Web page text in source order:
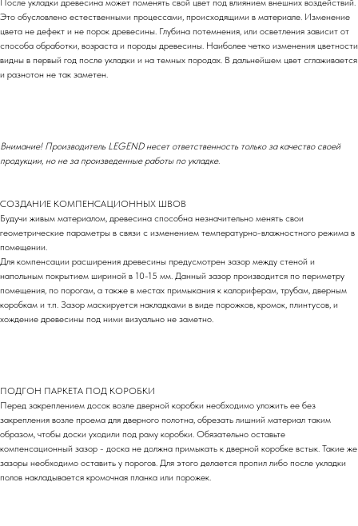
После укладки древесина может поменять свой цвет под влиянием внешних воздействий.
Это обусловлено естественными процессами, происходящими в материале. Изменение
цвета не дефект и не порок древесины. Глубина потемнения, или осветления зависит от
способа обработки, возраста и породы древесины. Наиболее четко изменения цветности
видны в первый год после укладки и на темных породах. В дальнейшем цвет сглаживается
и разнотон не так заметен.
Внимание! Производитель LEGEND несет ответственность только за качество своей
продукции, но не за произведенные работы по укладке.
СОЗДАНИЕ КОМПЕНСАЦИОННЫХ ШВОВ
Будучи живым материалом, древесина способна незначительно менять свои
геометрические параметры в связи с изменением температурно-влажностного режима в
помещении.
Для компенсации расширения древесины предусмотрен зазор между стеной и
напольным покрытием шириной в 10-15 мм. Данный зазор производится по периметру
помещения, по порогам, а также в местах примыкания к калориферам, трубам, дверным
коробкам и т.п. Зазор маскируется накладками в виде порожков, кромок, плинтусов, и
хождение древесины под ними визуально не заметно.
ПОДГОН ПАРКЕТА ПОД КОРОБКИ
Перед закреплением досок возле дверной коробки необходимо уложить ее без
закрепления возле проема для дверного полотна, обрезать лишний материал таким
образом, чтобы доски уходили под раму коробки. Обязательно оставьте
компенсационный зазор - доска не должна примыкать к дверной коробке встык. Такие же
зазоры необходимо оставить у порогов. Для этого делается пропил либо после укладки
полов накладывается кромочная планка или порожек.